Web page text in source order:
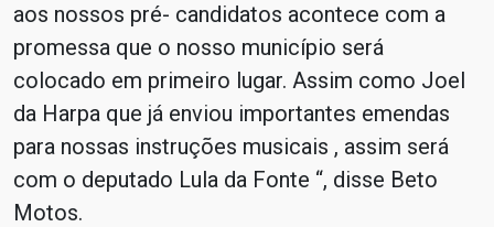
aos nossos pré- candidatos acontece com a
promessa que o nosso município será
colocado em primeiro lugar. Assim como Joel
da Harpa que já enviou importantes emendas
para nossas instruções musicais , assim será
com o deputado Lula da Fonte “, disse Beto
Motos.